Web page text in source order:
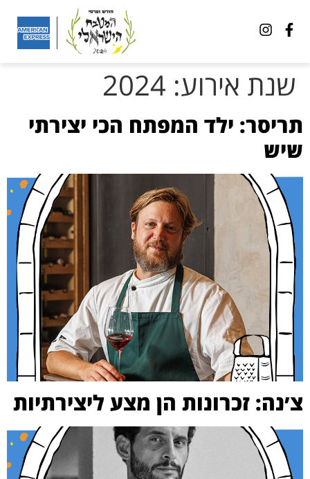
שנת אירוע: 2024
תריסר: ילד המפתח הכי יצירתי
שיש
צ׳נה: זכרונות הן מצע ליצירתיות